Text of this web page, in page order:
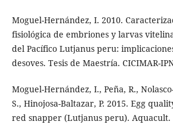
Moguel-Hernández, I. 2010.
fisiológica de embriones y larvas
del Pacífico Lutjanus peru:
desoves. Tesis de Maestría. CICIMAR-
Moguel-Hernández, I., Peña, R.,
S., Hinojosa-Baltazar, P. 2015. Egg
red snapper (Lutjanus peru). Aquacult.